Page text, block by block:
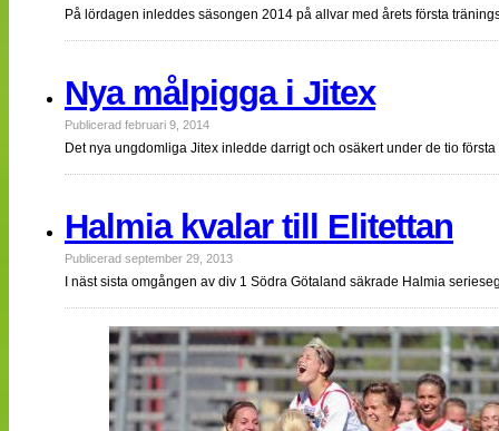
På lördagen inleddes säsongen 2014 på allvar med årets första
Nya målpigga i Jitex
Publicerad februari 9, 2014
Det nya ungdomliga Jitex inledde darrigt och osäkert under de tio
Halmia kvalar till Elitettan
Publicerad september 29, 2013
I näst sista omgången av div 1 Södra Götaland säkrade Halmia